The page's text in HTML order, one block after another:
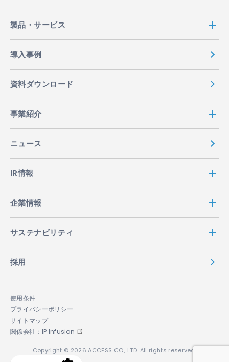
製品・サービス
導入事例
資料ダウンロード
事業紹介
ニュース
IR情報
企業情報
サステナビリティ
採用
使用条件
プライバシーポリシー
サイトマップ
関係会社：IP Infusion
Copyright © 2026 ACCESS CO., LTD. All rights reserved.